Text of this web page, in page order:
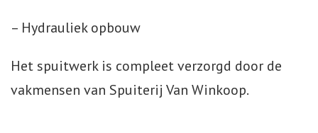
– Hydrauliek opbouw
Het spuitwerk is compleet verzorgd door de
vakmensen van Spuiterij Van Winkoop.